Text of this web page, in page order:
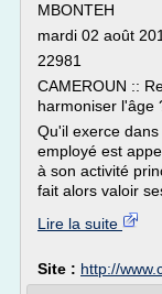
MBONTEH
mardi 02 août
22981
CAMEROUN ::
harmoniser l'âge
Qu'il exerce
employé est
à son activité
fait alors valoir
Lire la suite
Site : http://